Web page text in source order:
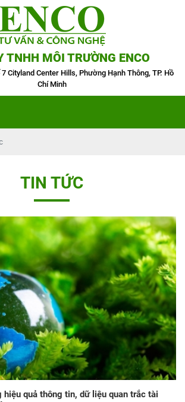
TNHH MÔI TRƯỜNG ENCO
Cityland Center Hills, Phường Hạnh Thông, TP. Hồ
Chí Minh
TIN TỨC
hiệu quả thông tin, dữ liệu quan trắc tài